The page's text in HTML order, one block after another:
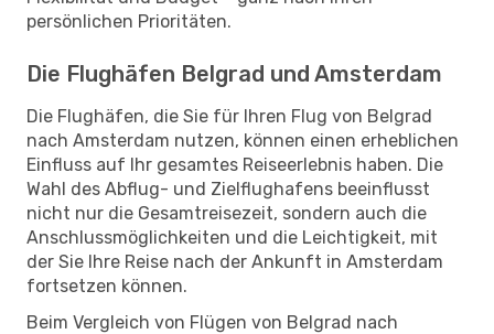
persönlichen Prioritäten.
Die Flughäfen Belgrad und Amsterdam
Die Flughäfen, die Sie für Ihren Flug von Belgrad
nach Amsterdam nutzen, können einen erheblichen
Einfluss auf Ihr gesamtes Reiseerlebnis haben. Die
Wahl des Abflug- und Zielflughafens beeinflusst
nicht nur die Gesamtreisezeit, sondern auch die
Anschlussmöglichkeiten und die Leichtigkeit, mit
der Sie Ihre Reise nach der Ankunft in Amsterdam
fortsetzen können.
Beim Vergleich von Flügen von Belgrad nach